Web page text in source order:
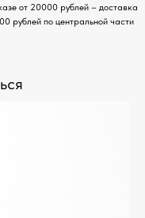
от 20000 рублей – доставка
рублей по центральной части